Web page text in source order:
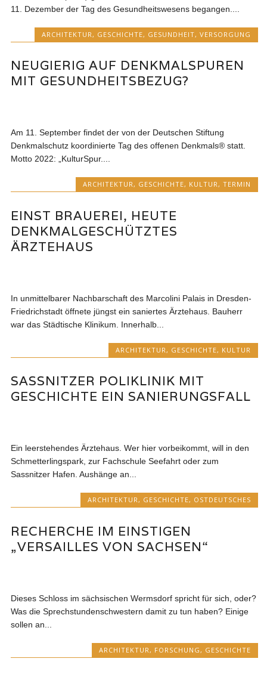
11. Dezember der Tag des Gesundheitswesens begangen....
ARCHITEKTUR, GESCHICHTE, GESUNDHEIT, VERSORGUNG
NEUGIERIG AUF DENKMALSPUREN
MIT GESUNDHEITSBEZUG?
Am 11. September findet der von der Deutschen Stiftung
Denkmalschutz koordinierte Tag des offenen Denkmals® statt.
Motto 2022: „KulturSpur....
ARCHITEKTUR, GESCHICHTE, KULTUR, TERMIN
EINST BRAUEREI, HEUTE
DENKMALGESCHÜTZTES
ÄRZTEHAUS
In unmittelbarer Nachbarschaft des Marcolini Palais in Dresden-
Friedrichstadt öffnete jüngst ein saniertes Ärztehaus. Bauherr
war das Städtische Klinikum. Innerhalb...
ARCHITEKTUR , GESCHICHTE, KULTUR
SASSNITZER POLIKLINIK MIT
GESCHICHTE EIN SANIERUNGSFALL
Ein leerstehendes Ärztehaus. Wer hier vorbeikommt, will in den
Schmetterlingspark, zur Fachschule Seefahrt oder zum
Sassnitzer Hafen. Aushänge an...
ARCHITEKTUR, GESCHICHTE, OSTDEUTSCHES
RECHERCHE IM EINSTIGEN
„VERSAILLES VON SACHSEN“
Dieses Schloss im sächsischen Wermsdorf spricht für sich, oder?
Was die Sprechstundenschwestern damit zu tun haben? Einige
sollen an...
ARCHITEKTUR , FORSCHUNG , GESCHICHTE